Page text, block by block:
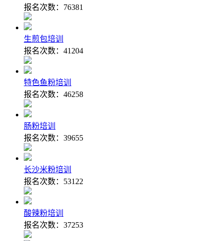
报名次数： 76381
生煎包培训
报名次数： 41204
特色鱼粉培训
报名次数： 46258
肠粉培训
报名次数： 39655
长沙米粉培训
报名次数： 53122
酸辣粉培训
报名次数： 37253